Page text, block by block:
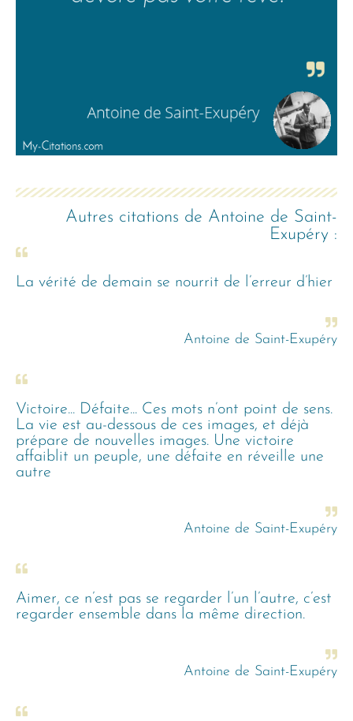
Autres citations de Antoine de Saint-
Exupéry :
La vérité de demain se nourrit de l’erreur d’hier
Antoine de Saint-Exupéry
Victoire... Défaite... Ces mots n’ont point de sens.
La vie est au-dessous de ces images, et déjà
prépare de nouvelles images. Une victoire
affaiblit un peuple, une défaite en réveille une
autre
Antoine de Saint-Exupéry
Aimer, ce n’est pas se regarder l’un l’autre, c’est
regarder ensemble dans la même direction.
Antoine de Saint-Exupéry